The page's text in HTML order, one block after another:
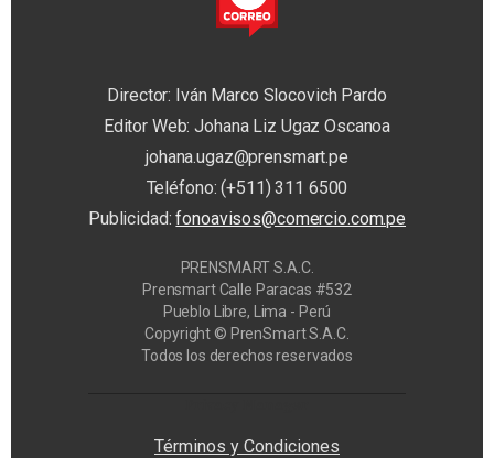
Director: Iván Marco Slocovich Pardo
Editor Web: Johana Liz Ugaz Oscanoa
johana.ugaz@prensmart.pe
Teléfono: (+511) 311 6500
Publicidad:fonoavisos@comercio.com.pe
PRENSMART S.A.C.
Prensmart Calle Paracas #532
Pueblo Libre, Lima - Perú
Copyright © PrenSmart S.A.C.
Todos los derechos reservados
Términos y Condiciones